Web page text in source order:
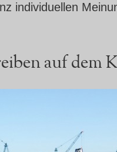
individuellen
auf dem